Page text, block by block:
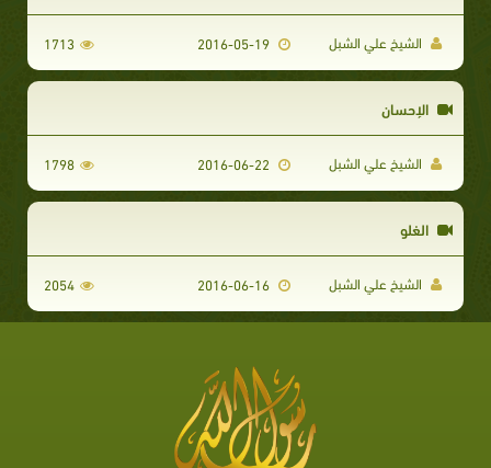
الشيخ علي الشبل 1713
الإحسان
الشيخ علي الشبل 1798
الغلو
الشيخ علي الشبل 2054